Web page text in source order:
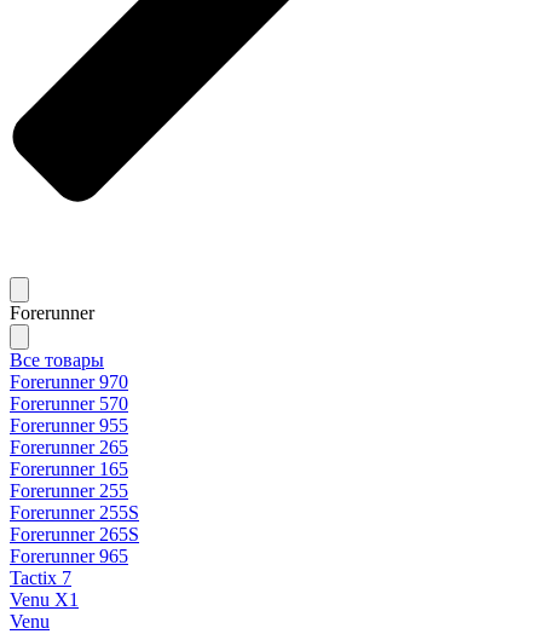
Forerunner
Все товары
Forerunner 970
Forerunner 570
Forerunner 955
Forerunner 265
Forerunner 165
Forerunner 255
Forerunner 255S
Forerunner 265S
Forerunner 965
Tactix 7
Venu X1
Venu